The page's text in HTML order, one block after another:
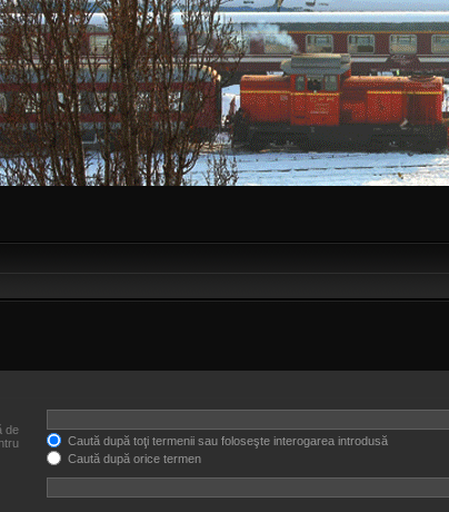
de
Caută după toţi termenii sau foloseşte interogarea introdusă
Caută după orice termen